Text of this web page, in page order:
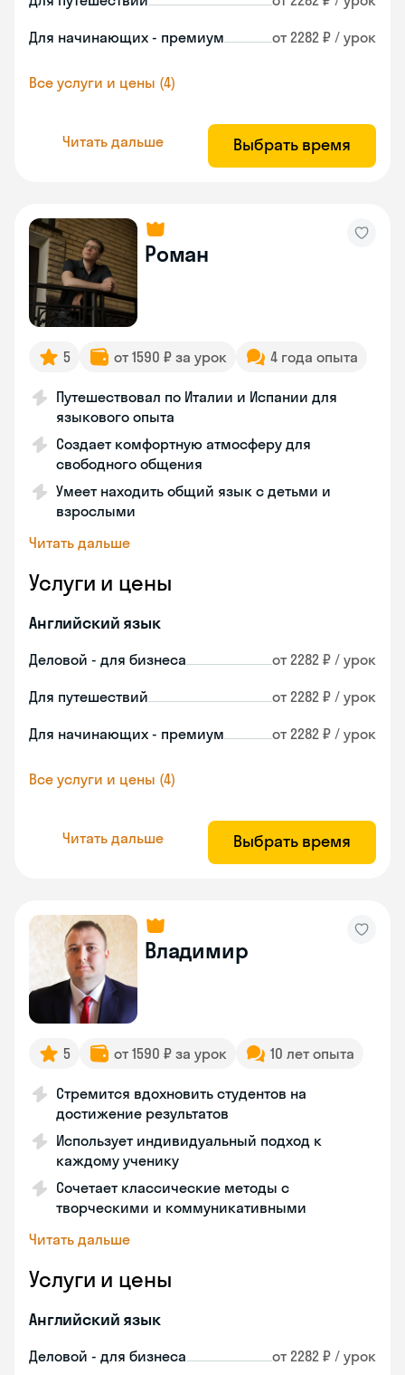
Для начинающих - премиум от 2282 ₽ / урок
Все услуги и цены (4)
Читать дальше Выбрать время
Роман
5 от 1590 ₽ за урок 4 года опыта
Путешествовал по Италии и Испании для
языкового опыта
Создает комфортную атмосферу для
свободного общения
Умеет находить общий язык с детьми и
взрослыми
Читать дальше
Услуги и цены
Английский язык
Деловой - для бизнеса от 2282 ₽ / урок
Для путешествий от 2282 ₽ / урок
Для начинающих - премиум от 2282 ₽ / урок
Все услуги и цены (4)
Читать дальше Выбрать время
Владимир
5 от 1590 ₽ за урок 10 лет опыта
Стремится вдохновить студентов на
достижение результатов
Использует индивидуальный подход к
каждому ученику
Сочетает классические методы с
творческими и коммуникативными
Читать дальше
Услуги и цены
Английский язык
Деловой - для бизнеса от 2282 ₽ / урок